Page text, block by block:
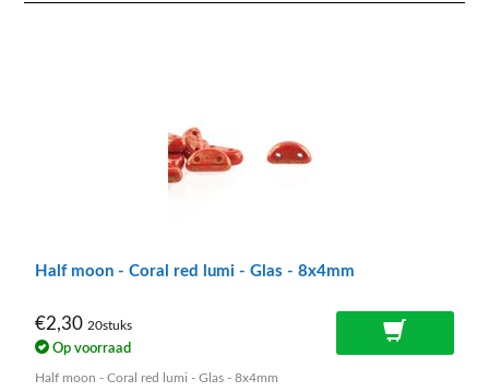
Half moon - Coral red lumi - Glas - 8x4mm
€2,30 20stuks
Op voorraad
Half moon - Coral red lumi - Glas - 8x4mm